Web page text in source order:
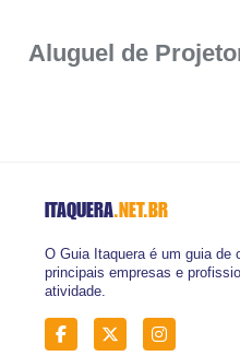
Aluguel de
ITAQUERA.NET.BR
O Guia Itaquera é um guia
principais empresas e
atividade.